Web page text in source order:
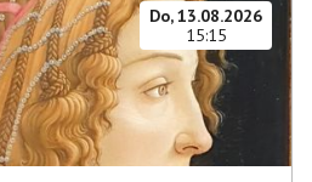
Do, 13.08.2026
15:15